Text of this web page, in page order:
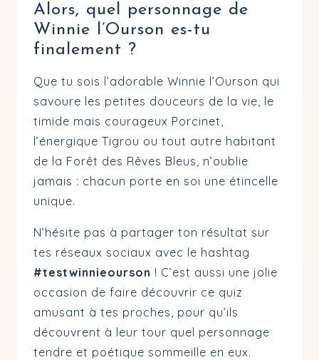
Q1 🐯 Tigrou 🐷 Porcinet
Q2 🪶 Maître Hibou
Q3 🥕 Coco Lapin 🦘 Maman
🐻 Winnie
Q5 🐯 Tigrou 🐷 Porcinet
Q6 👦 Jean-Christophe 🐻 Winnie
Q7
Q8 🫏 Bourriquet 👦 Jean-
Q9 🐯 Tigrou 🪶 Maître
🐷 Porcinet
Alors, quel personnage de
Winnie l’Ourson es-tu
finalement ?
Que tu sois l’adorable Winnie l’Ourson qui
savoure les petites douceurs de la vie, le
timide mais courageux Porcinet,
l’énergique Tigrou ou tout autre habitant
de la Forêt des Rêves Bleus, n’oublie
jamais : chacun porte en soi une étincelle
unique.
N’hésite pas à partager ton résultat sur
tes réseaux sociaux avec le hashtag
#testwinnieourson ! C’est aussi une jolie
occasion de faire découvrir ce quiz
amusant à tes proches, pour qu’ils
découvrent à leur tour quel personnage
tendre et poétique sommeille en eux.